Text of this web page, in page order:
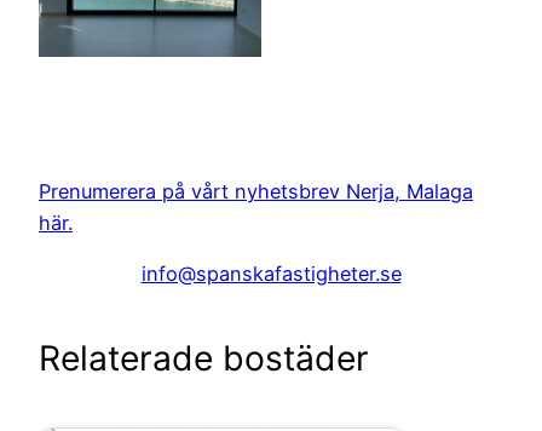
Prenumerera på vårt nyhetsbrev Nerja, Malaga
här.
info@spanskafastigheter.se
Relaterade bostäder